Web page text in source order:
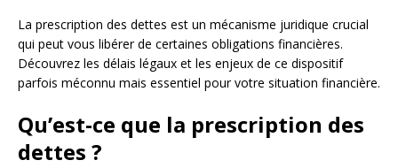
La prescription des dettes est un mécanisme juridique crucial
qui peut vous libérer de certaines obligations financières.
Découvrez les délais légaux et les enjeux de ce dispositif
parfois méconnu mais essentiel pour votre situation financière.
Qu’est-ce que la prescription des
dettes ?